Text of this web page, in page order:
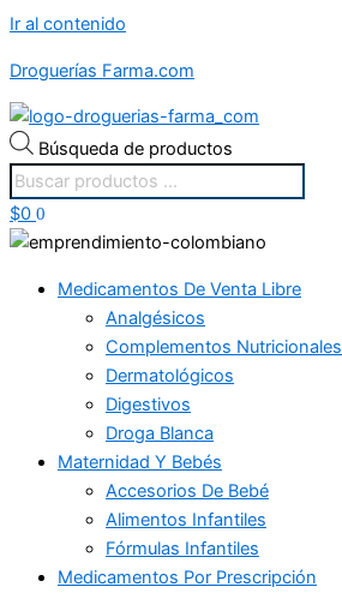
Ir al contenido
Droguerías Farma.com
Búsqueda de productos
$0 0
Medicamentos De Venta Libre
Analgésicos
Complementos Nutricionales
Dermatológicos
Digestivos
Droga Blanca
Maternidad Y Bebés
Accesorios De Bebé
Alimentos Infantiles
Fórmulas Infantiles
Medicamentos Por Prescripción